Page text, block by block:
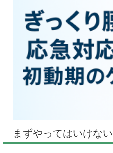
まずやってはいけな